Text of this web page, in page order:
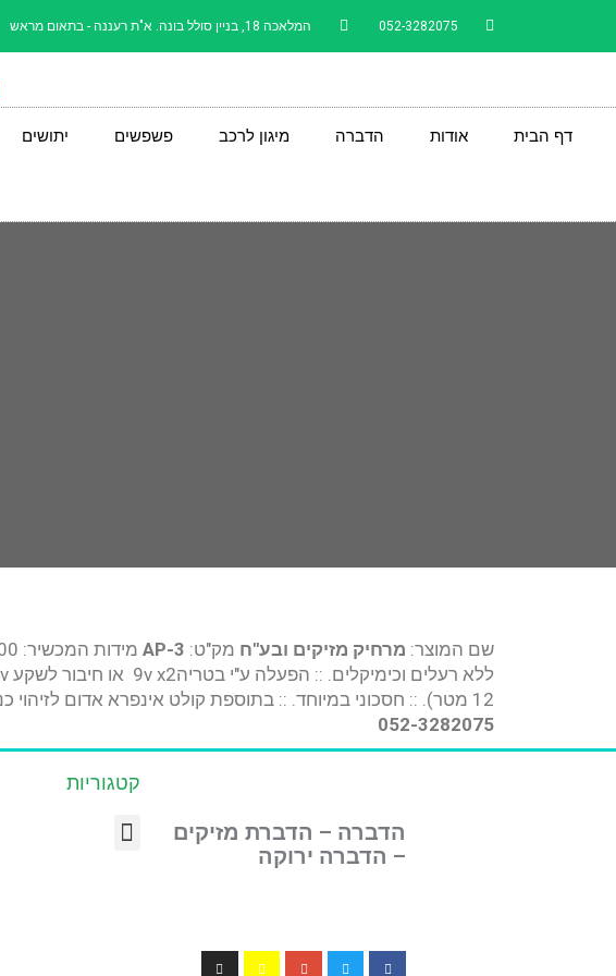
052-3282075 המלאכה 18, בניין סולל בונה. א"ת רעננה - בתאום מראש
דף הבית אודות הדברה מיגון לרכב פשפשים יתושים
שם המוצר: מרחיק מזיקים ובע"ח מק"ט: AP-3 מידות המכשיר: 110x100x100מ"מ
12 מטר). :: חסכוני במיוחד. :: בתוספת קולט אינפרא אדום לזיהוי כניסת המזיק לטווח המוגן. :: טווח תדרים 18,000Hz – 24,000Hz
052-3282075
הדברה – הדברת מזיקים
– הדברה ירוקה
קטגוריות